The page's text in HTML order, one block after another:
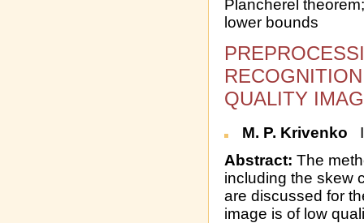
Plancherel
lower bounds
QUALITY
M. P. Krivenko
Abstract: The
including the skew
are discussed for
image is of low